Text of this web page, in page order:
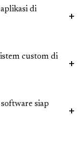
di
custom di
siap